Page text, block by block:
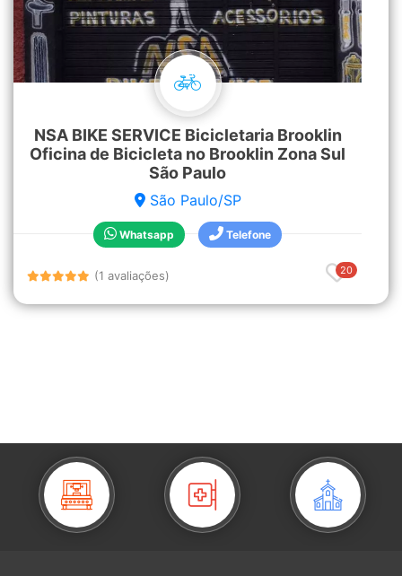
NSA BIKE SERVICE Bicicletaria Brooklin
Oficina de Bicicleta no Brooklin Zona Sul
São Paulo
São Paulo/SP
Whatsapp Telefone
(1 avaliações) 20